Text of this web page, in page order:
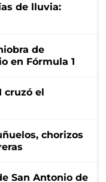
de lluvia:
de
en Fórmula 1
cruzó el
chorizos
San Antonio de